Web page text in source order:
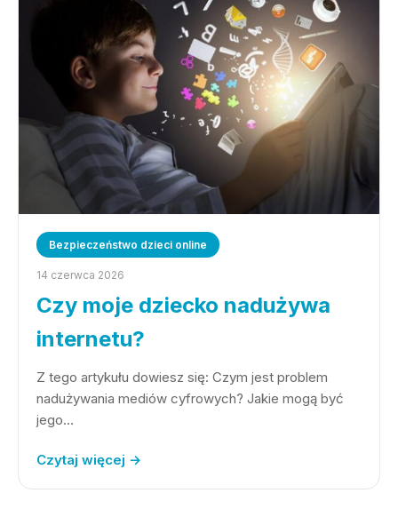
Bezpieczeństwo dzieci online
14 czerwca 2026
Czy moje dziecko nadużywa
internetu?
Z tego artykułu dowiesz się: Czym jest problem
nadużywania mediów cyfrowych? Jakie mogą być
jego…
Czytaj więcej →